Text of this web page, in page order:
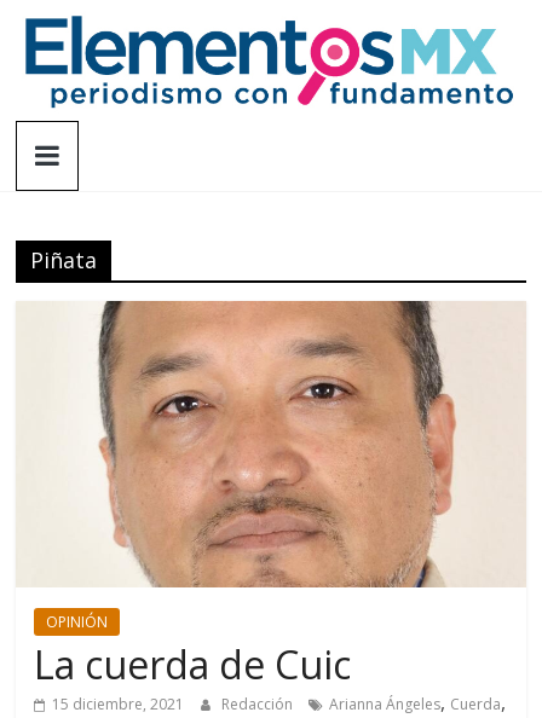
Saltar
contenido
Elementosmx
fundamento
Piñata
OPINIÓN
La cuerda de Cuic
15 diciembre, 2021 Redacción Arianna Ángeles, Cuerda,